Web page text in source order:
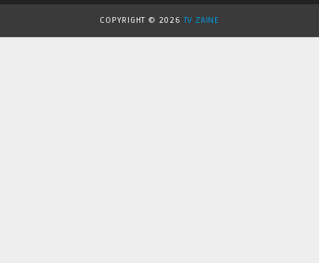
COPYRIGHT © 2026TV ZAINE